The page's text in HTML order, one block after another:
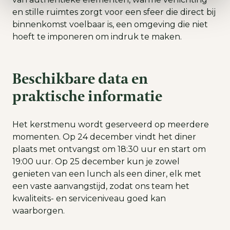
en stille ruimtes zorgt voor een sfeer die direct bij
binnenkomst voelbaar is, een omgeving die niet
hoeft te imponeren om indruk te maken.
Beschikbare data en
praktische informatie
Het kerstmenu wordt geserveerd op meerdere
momenten. Op 24 december vindt het diner
plaats met ontvangst om 18:30 uur en start om
19:00 uur. Op 25 december kun je zowel
genieten van een lunch als een diner, elk met
een vaste aanvangstijd, zodat ons team het
kwaliteits- en serviceniveau goed kan
waarborgen.